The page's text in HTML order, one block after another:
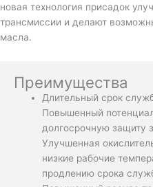
новая технология присадок
трансмиссии и делают
масла.
Преимущества
Длительный срок
Повышенный
долгосрочную защиту
Улучшенная
низкие рабочие
продлению срока